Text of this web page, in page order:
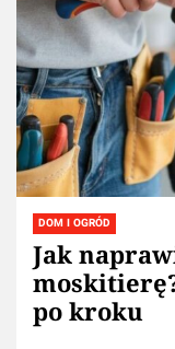
DOM I OGRÓD
Jak
po kroku